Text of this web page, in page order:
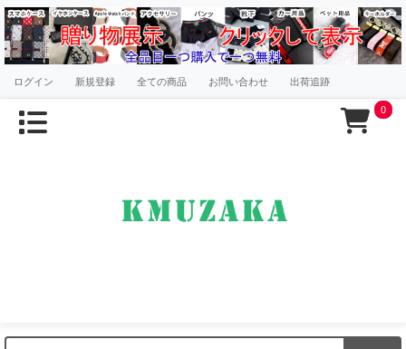
ログイン 新規登録 全ての商品 お問い合わせ 出荷追跡
0